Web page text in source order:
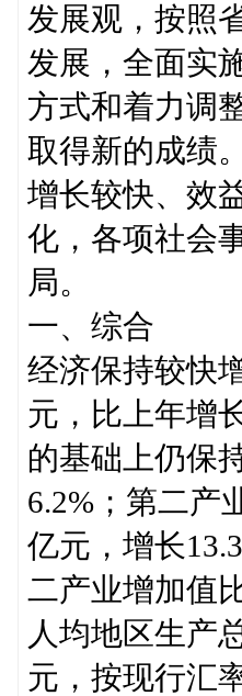
发展观，按照
发展，全面实
方式和着力调
取得新的成绩
增长较快、效
化，各项社会
局。
一、综合
经济保持较快
元，比上年增
的基础上仍保
6.2%；第二产
亿元，增长
二产业增加值
人均地区生产
元，按现行汇